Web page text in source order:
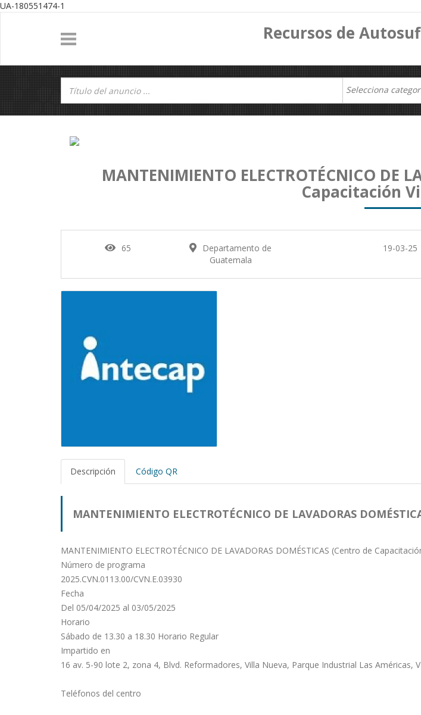
UA-180551474-1
Recursos de
MANTENIMIENTO ELECTROTÉCNICO DE
Capacitación
65
Departamento de
Guatemala
19-03-25
Descripción Código QR
MANTENIMIENTO ELECTROTÉCNICO DE LAVADORAS
MANTENIMIENTO ELECTROTÉCNICO DE LAVADORAS DOMÉSTICAS (Centro de
Número de programa
2025.CVN.0113.00/CVN.E.03930
Fecha
Del 05/04/2025 al 03/05/2025
Horario
Sábado de 13.30 a 18.30 Horario Regular
Impartido en
16 av. 5-90 lote 2, zona 4, Blvd. Reformadores, Villa Nueva, Parque Industrial Las Américas,
Teléfonos del centro